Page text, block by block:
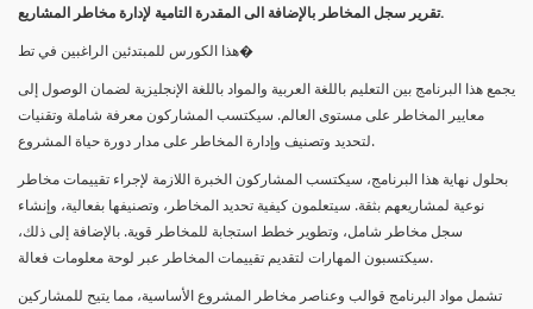
تقرير سجل المخاطر بالإضافة الى المقدرة التامية لإدارة مخاطر المشاريع.
هذا الكورس للمبتدئين الراغبين في تط�
يجمع هذا البرنامج بين التعليم باللغة العربية والمواد باللغة الإنجليزية لضمان الوصول إلى
معايير المخاطر على مستوى العالم. سيكتسب المشاركون معرفة شاملة وتقنيات
لتحديد وتصنيف وإدارة المخاطر على مدار دورة حياة المشروع.
بحلول نهاية هذا البرنامج، سيكتسب المشاركون الخبرة اللازمة لإجراء تقييمات مخاطر
نوعية لمشاريعهم بثقة. سيتعلمون كيفية تحديد المخاطر، وتصنيفها بفعالية، وإنشاء
سجل مخاطر شامل، وتطوير خطط استجابة للمخاطر قوية. بالإضافة إلى ذلك،
سيكتسبون المهارات لتقديم تقييمات المخاطر عبر لوحة معلومات فعالة.
تشمل مواد البرنامج قوالب وعناصر مخاطر المشروع الأساسية، مما يتيح للمشاركين